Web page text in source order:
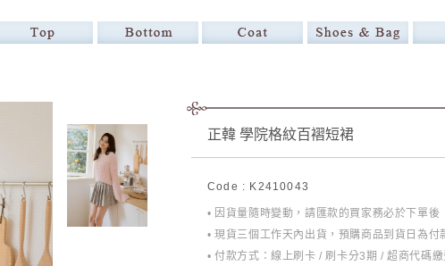
正韓 學院格紋百褶短裙
Code : K2410043
• 因貨量隨時變動，請匯款的買家務必於下單
• 現貨三個工作天內出貨，預購商品到貨日為
• 付款方式：線上刷卡 / 刷卡分3期 / 超商代碼